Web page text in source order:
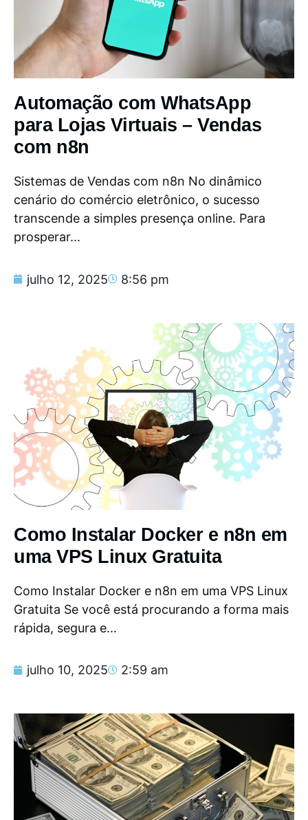
Automação com WhatsApp
para Lojas Virtuais – Vendas
com n8n
Sistemas de Vendas com n8n No dinâmico
cenário do comércio eletrônico, o sucesso
transcende a simples presença online. Para
prosperar...
julho 12, 2025 8:56 pm
Como Instalar Docker e n8n em
uma VPS Linux Gratuita
Como Instalar Docker e n8n em uma VPS Linux
Gratuita Se você está procurando a forma mais
rápida, segura e...
julho 10, 2025 2:59 am